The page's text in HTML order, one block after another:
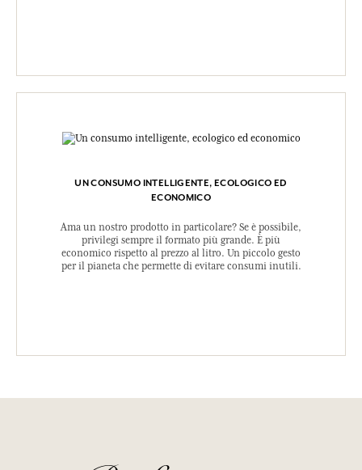
UN CONSUMO INTELLIGENTE, ECOLOGICO ED
ECONOMICO
Ama un nostro prodotto in particolare? Se è possibile,
privilegi sempre il formato più grande. È più
economico rispetto al prezzo al litro. Un piccolo gesto
per il pianeta che permette di evitare consumi inutili.